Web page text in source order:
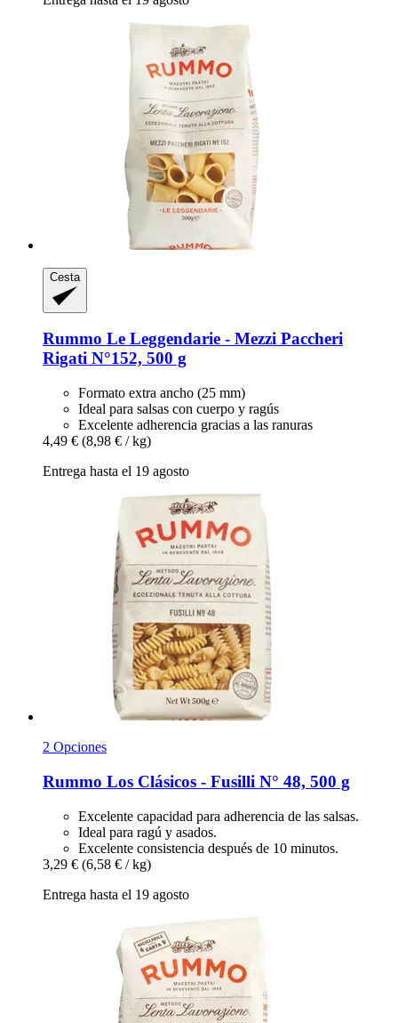
Cesta
Rummo Le Leggendarie -​ Mezzi Paccheri
Rigati N°152, 500 g
Formato extra ancho (25 mm)
Ideal para salsas con cuerpo y ragús
Excelente adherencia gracias a las ranuras
4,49 € (8,98 € / kg)
Entrega hasta el 19 agosto
2 Opciones
Rummo Los Clásicos -​ Fusilli N° 48, 500 g
Excelente capacidad para adherencia de las salsas.
Ideal para ragú y asados.
Excelente consistencia después de 10 minutos.
3,29 € (6,58 € / kg)
Entrega hasta el 19 agosto